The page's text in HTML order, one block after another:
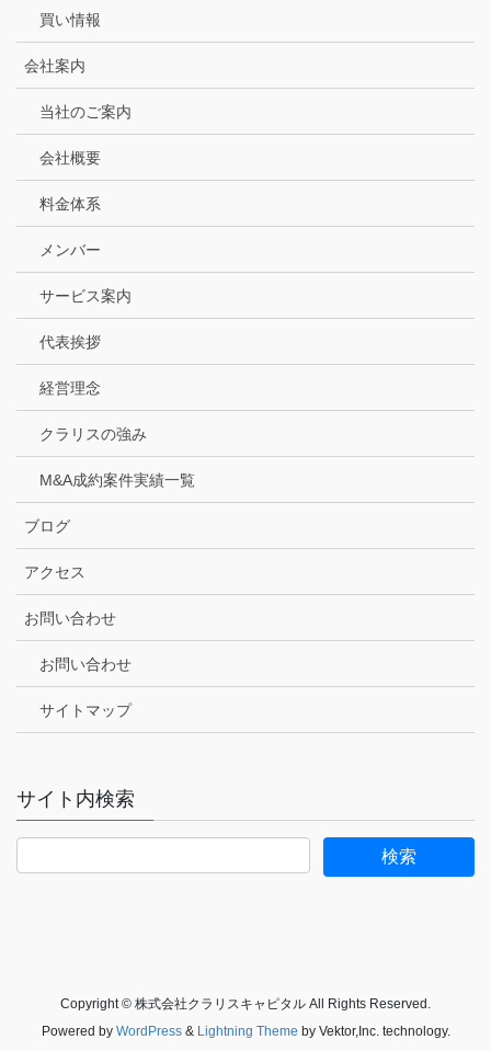
買い情報
会社案内
当社のご案内
会社概要
料金体系
メンバー
サービス案内
代表挨拶
経営理念
クラリスの強み
M&A成約案件実績一覧
ブログ
アクセス
お問い合わせ
お問い合わせ
サイトマップ
サイト内検索
Copyright © 株式会社クラリスキャピタル All Rights Reserved.
Powered by WordPress& Lightning Theme by Vektor,Inc. technology.